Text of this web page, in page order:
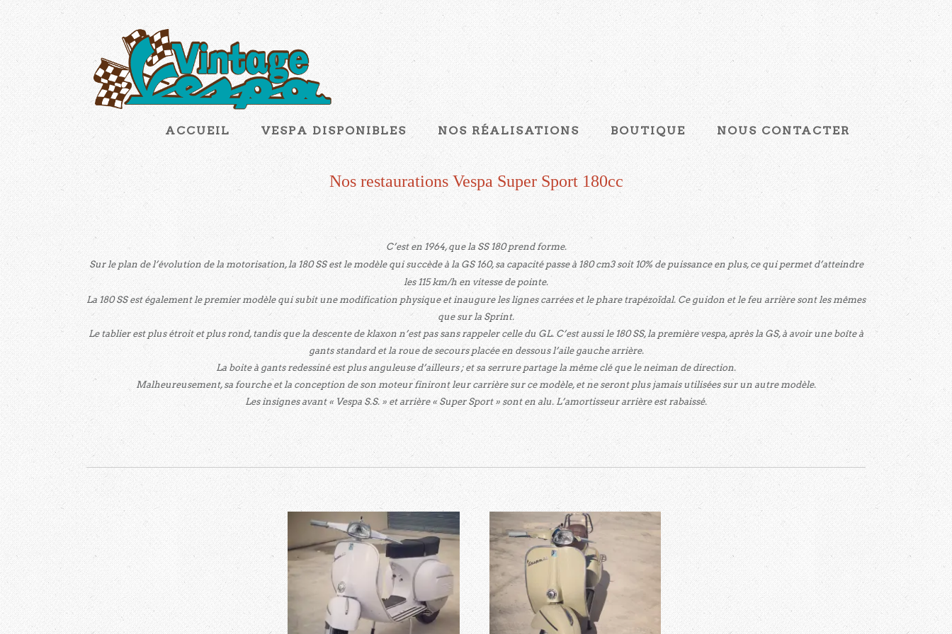
ACCUEIL VESPA DISPONIBLES NOS RÉALISATIONS BOUTIQUE NOUS CONTACTER
Nos restaurations Vespa Super Sport 180cc
C’est en 1964, que la SS 180 prend forme.
Sur le plan de l’évolution de la motorisation, la 180 SS est le modèle qui succède à la GS 160, sa capacité passe à 180 cm3 soit 10% de puissance en plus, ce qui permet d’atteindre
les 115 km/h en vitesse de pointe.
La 180 SS est également le premier modèle qui subit une modification physique et inaugure les lignes carrées et le phare trapézoïdal. Ce guidon et le feu arrière sont les mêmes
que sur la Sprint.
Le tablier est plus étroit et plus rond, tandis que la descente de klaxon n’est pas sans rappeler celle du GL. C’est aussi le 180 SS, la première vespa, après la GS, à avoir une boîte à
gants standard et la roue de secours placée en dessous l’aile gauche arrière.
La boite à gants redessiné est plus anguleuse d’ailleurs ; et sa serrure partage la même clé que le neiman de direction.
Malheureusement, sa fourche et la conception de son moteur finiront leur carrière sur ce modèle, et ne seront plus jamais utilisées sur un autre modèle.
Les insignes avant « Vespa S.S. » et arrière « Super Sport » sont en alu. L’amortisseur arrière est rabaissé.